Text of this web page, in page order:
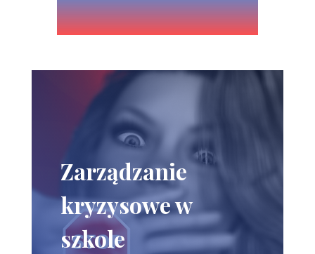
Zarządzanie
kryzysowe w
szkole